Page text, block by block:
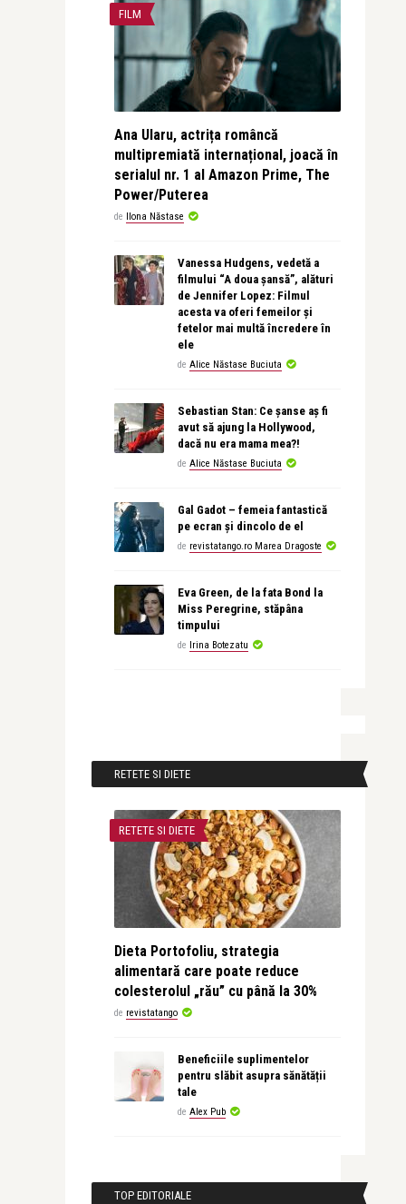
FILM
Ana Ularu, actrița româncă
multipremiată internațional, joacă în
serialul nr. 1 al Amazon Prime, The
Power/Puterea
de Ilona Năstase
Vanessa Hudgens, vedetă a
filmului “A doua șansă”, alături
de Jennifer Lopez: Filmul
acesta va oferi femeilor și
fetelor mai multă încredere în
ele
de Alice Năstase Buciuta
Sebastian Stan: Ce șanse aș fi
avut să ajung la Hollywood,
dacă nu era mama mea?!
de Alice Năstase Buciuta
Gal Gadot – femeia fantastică
pe ecran și dincolo de el
de revistatango.ro Marea Dragoste
Eva Green, de la fata Bond la
Miss Peregrine, stăpâna
timpului
de Irina Botezatu
RETETE SI DIETE
RETETE SI DIETE
Dieta Portofoliu, strategia
alimentară care poate reduce
colesterolul „rău” cu până la 30%
de revistatango
Beneficiile suplimentelor
pentru slăbit asupra sănătății
tale
de Alex Pub
TOP EDITORIALE